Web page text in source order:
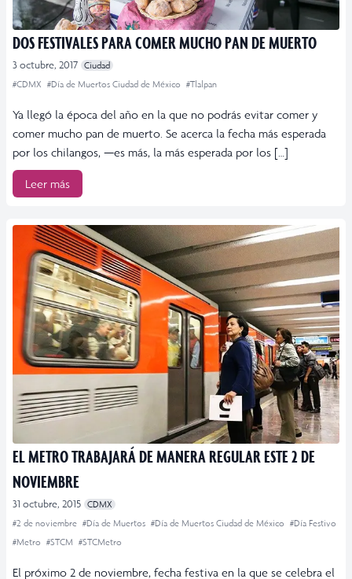
DOS FESTIVALES PARA COMER MUCHO PAN DE MUERTO
3 octubre, 2017 Ciudad
#CDMX #Día de Muertos Ciudad de México #Tlalpan
Ya llegó la época del año en la que no podrás evitar comer y
comer mucho pan de muerto. Se acerca la fecha más esperada
por los chilangos, —es más, la más esperada por los […]
Leer más
EL METRO TRABAJARÁ DE MANERA REGULAR ESTE 2 DE
NOVIEMBRE
31 octubre, 2015 CDMX
#2 de noviembre #Día de Muertos #Día de Muertos Ciudad de México #Día Festivo
#Metro #STCM #STCMetro
El próximo 2 de noviembre, fecha festiva en la que se celebra el